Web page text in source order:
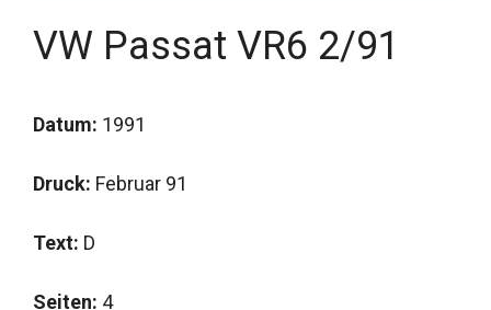
VW Passat VR6 2/91
Datum: 1991
Druck: Februar 91
Text: D
Seiten: 4